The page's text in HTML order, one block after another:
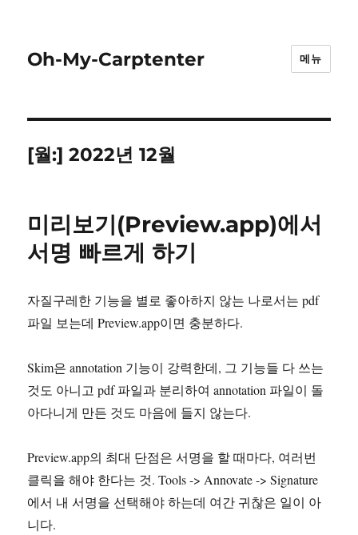
Oh-My-Carptenter 메뉴
[월:]2022년 12월
미리보기(Preview.app)에서
서명 빠르게 하기
자질구레한 기능을 별로 좋아하지 않는 나로서는 pdf
파일 보는데 Preview.app이면 충분하다.
Skim은 annotation 기능이 강력한데, 그 기능들 다 쓰는
것도 아니고 pdf 파일과 분리하여 annotation 파일이 돌
아다니게 만든 것도 마음에 들지 않는다.
Preview.app의 최대 단점은 서명을 할 때마다, 여러번
클릭을 해야 한다는 것. Tools -> Annovate -> Signature
에서 내 서명을 선택해야 하는데 여간 귀찮은 일이 아
니다.